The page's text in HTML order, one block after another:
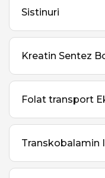
Sistinuri
Kreatin Sentez
Folat transport
Transkobalamin